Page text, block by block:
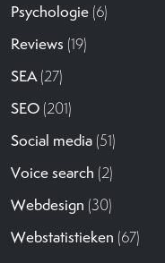
Psychologie (6)
Reviews (19)
SEA(27)
SEO (201)
Social media (51)
Voice search (2)
Webdesign (30)
Webstatistieken (67)